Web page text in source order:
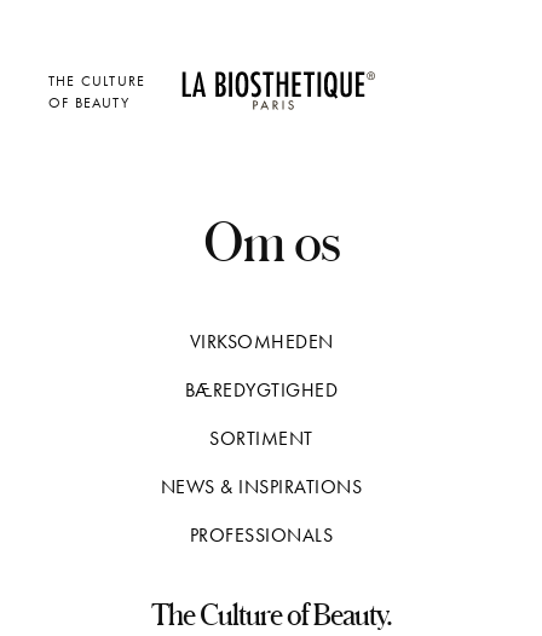
THE CULTURE
OF BEAUTY
Om os
VIRKSOMHEDEN
BÆREDYGTIGHED
SORTIMENT
NEWS & INSPIRATIONS
PROFESSIONALS
The Culture of Beauty.